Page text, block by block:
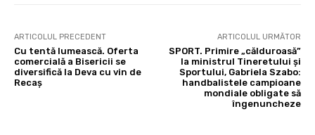
ARTICOLUL PRECEDENT
Cu tentă lumească. Oferta
comercială a Bisericii se
diversifică la Deva cu vin de
Recaş
ARTICOLUL URMĂTOR
SPORT. Primire „călduroasă”
la ministrul Tineretului şi
Sportului, Gabriela Szabo:
handbalistele campioane
mondiale obligate să
îngenuncheze